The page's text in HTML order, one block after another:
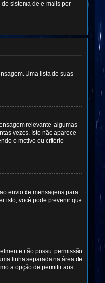
sistema de e-mails por
Uma lista de suas
relevante, algumas
vezes. Isto não aparece
o motivo ou critério
envio de mensagens para
isto, você pode prevenir que
não possui permissão
linha separada na área de
a opção de permitir aos